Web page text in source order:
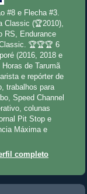
#8 e Flecha #3.
Classic (🏆2010),
RS, Endurance
🏆🏆🏆 6
(2016, 2018 e
de Tarumã
e repórter de
trabalhos para
Speed Channel
colunas
Pit Stop e
Máxima e
completo